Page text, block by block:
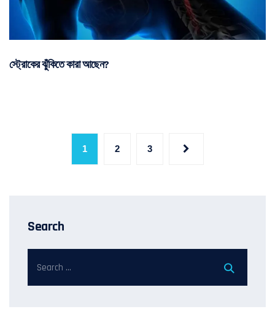
স্ট্রোকের ঝুঁকিতে কারা আছেন?
1 2 3
Search